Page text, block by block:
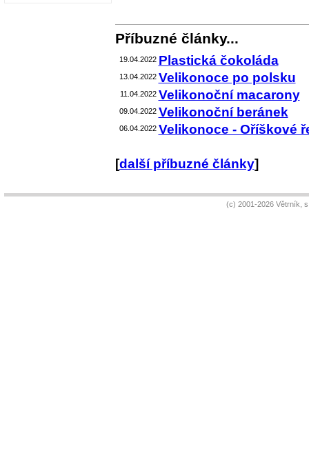
Příbuzné články...
19.04.2022 Plastická čokoláda
13.04.2022 Velikonoce po polsku
11.04.2022 Velikonoční macarony
09.04.2022 Velikonoční beránek
06.04.2022 Velikonoce - Oříškové
[další příbuzné články]
(c) 2001-2026 Větrník,